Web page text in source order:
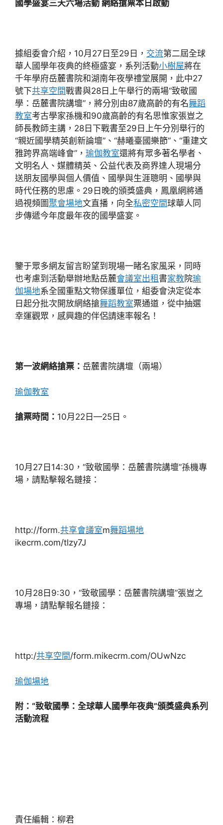
國學盛宴三天六場活動 網絡搶票本日啟動
據組委會介紹，10月27日至29日， 交流第二屆全球
華人國學年夜典的終極盛宴，系列活動小樹屋將在
千年學府岳麓書院和湖南年夜學禮堂展開，此中27
號下共享空間戰書與28日上午舉行的兩場“致敬國
學：岳麓書院講壇”，將分別由87歲高齡的有名舞蹈
教室考古學家孫機和90歲高齡的有名思惟家張豈之
師長教師主講，28日下戰書至29日上午分別舉行的
“親近國學精英創新論壇”、“赫曦臺國樂節”、“重建文
雅跨界高端峰會”， 瑜伽教室還將有眾多著名學者、
文明名人、媒體精英、公益代表及商界達人現場分
送朋友國學與個人價值、國學與生涯聰明、國學與
時代任務的思慮。29日晚的頒獎盛典，鳳凰網將通
過視頻圖聚會場地文直播，向全私密空間球華人同
步傳遞今年度最年夜的國學盛宴。
鑒于眾多網友留言盼望到現場一睹名家風采，同時
也考慮到活動舉辦地點岳麓會議室出租 書家教院瑜
伽場地系全國重點文物保護單位，組委會決定從本
日起分批次開放網絡搶舞蹈教室票通道，從中抽選
幸運觀眾，感興趣的伴侶請速率報名！
第一波網絡搶票： 岳麓書院講壇（兩場）
瑜伽教室
搶票時間： 10月22日—25日。
10月27日14:30，“致敬國學：岳麓書院講壇”孫機專
場，請點擊報名鏈接：
http://form.共享會議室m舞蹈場地
ikecrm.com/tlzy7J
10月28日9:30，“致敬國學：岳麓書院講壇”張豈之
專場，請點擊報名鏈接：
http:/共享空間/form.mikecrm.com/OUwNzc
瑜伽場地
附：“致敬國學：全球華人國學年夜典”頒獎盛典系列
活動流程
責任編輯：柳君